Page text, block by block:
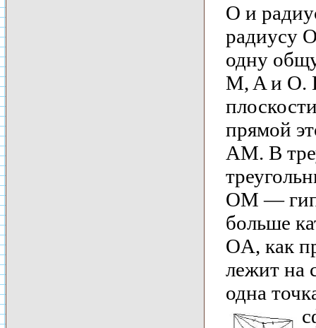
O и
радиусу
одну
M, A и O.
прямой
AM. В
OM —
больше
OA, как
лежит на
одна